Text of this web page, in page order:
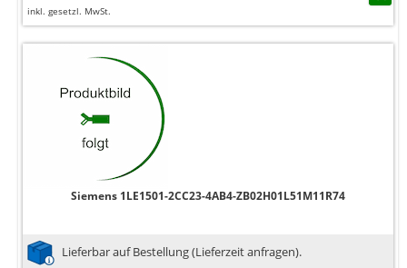
inkl. gesetzl. MwSt.
Siemens 1LE1501-2CC23-4AB4-ZB02H01L51M11R74
Lieferbar auf Bestellung (Lieferzeit anfragen).